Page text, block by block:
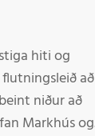
hiti og
að
niður að
Markhús og